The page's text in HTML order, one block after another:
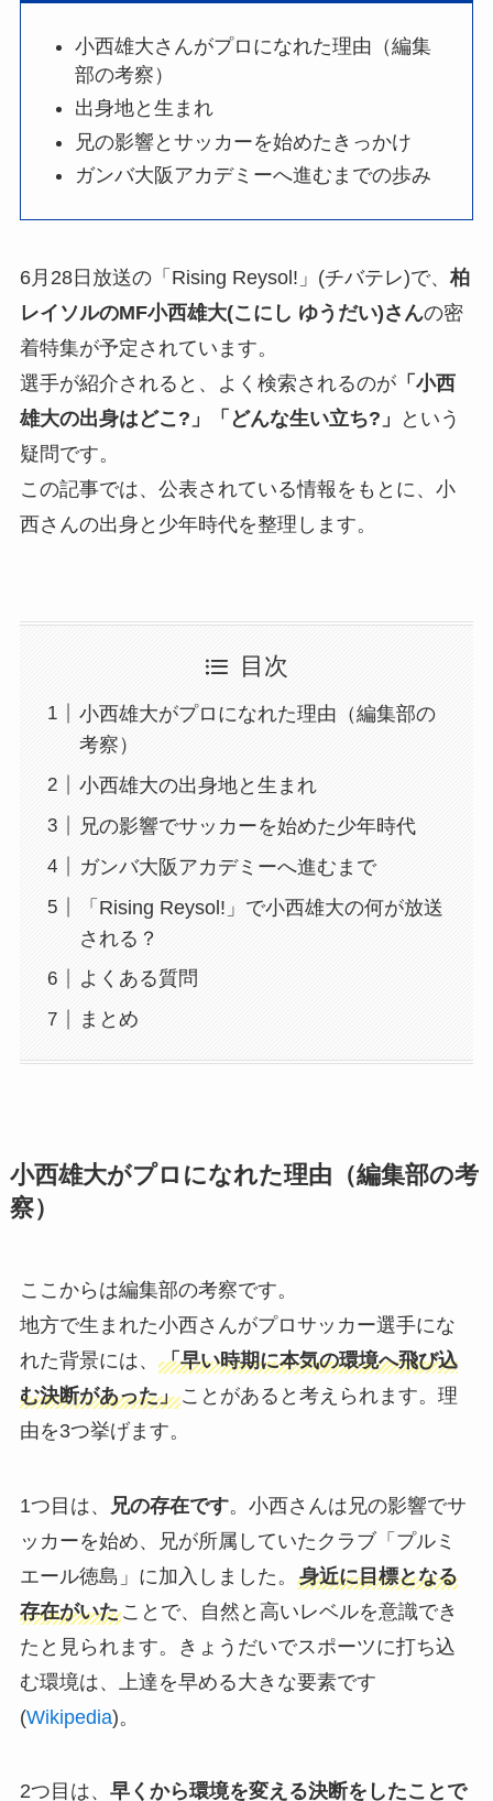
小西雄大さんがプロになれた理由（編集
部の考察）
出身地と生まれ
兄の影響とサッカーを始めたきっかけ
ガンバ大阪アカデミーへ進むまでの歩み
6月28日放送の「Rising Reysol!」(チバテレ)で、柏
レイソルのMF小西雄大(こにし ゆうだい)さんの密
着特集が予定されています。
選手が紹介されると、よく検索されるのが「小西
雄大の出身はどこ?」「どんな生い立ち?」
という
疑問です。
この記事では、公表されている情報をもとに、小
西さんの出身と少年時代を整理します。
目次
小西雄大がプロになれた理由（編集部の
考察）
小西雄大の出身地と生まれ
兄の影響でサッカーを始めた少年時代
ガンバ大阪アカデミーへ進むまで
「Rising Reysol!」で小西雄大の何が放送
される？
よくある質問
まとめ
小西雄大がプロになれた理由（編集部の考
察）
ここからは編集部の考察です。
地方で生まれた小西さんがプロサッカー選手にな
れた背景には、 「早い時期に本気の環境へ飛び込
む決断があった」ことがあると考えられます。理
由を3つ挙げます。
1つ目は、 兄の存在です。小西さんは兄の影響でサ
ッカーを始め、兄が所属していたクラブ「プルミ
エール徳島」に加入しました。 身近に目標となる
存在がいたことで、自然と高いレベルを意識でき
たと見られます。きょうだいでスポーツに打ち込
む環境は、上達を早める大きな要素です
(Wikipedia)。
2つ目は、 早くから環境を変える決断をしたことで